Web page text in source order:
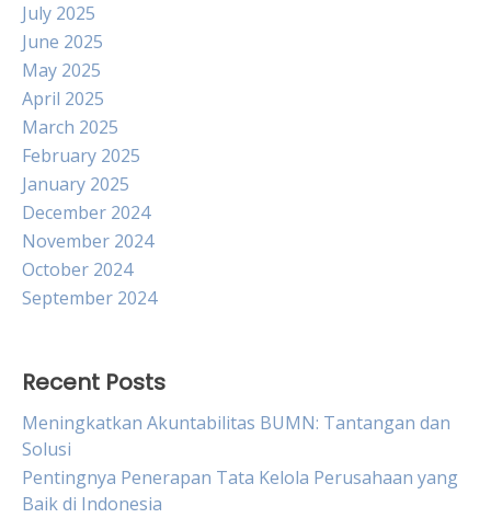
July 2025
June 2025
May 2025
April 2025
March 2025
February 2025
January 2025
December 2024
November 2024
October 2024
September 2024
Recent Posts
Meningkatkan Akuntabilitas BUMN: Tantangan dan
Solusi
Pentingnya Penerapan Tata Kelola Perusahaan yang
Baik di Indonesia